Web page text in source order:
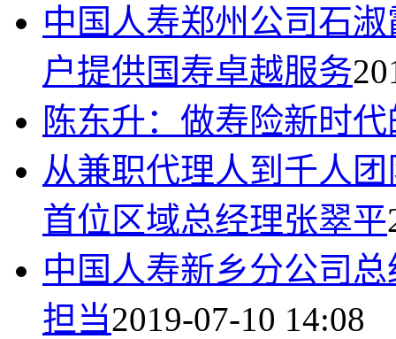
中国人寿郑州公司石
户提供国寿卓越服务
陈东升：做寿险新时
从兼职代理人到千人
首位区域总经理张翠平
中国人寿新乡分公司
担当2019-07-10 14:08